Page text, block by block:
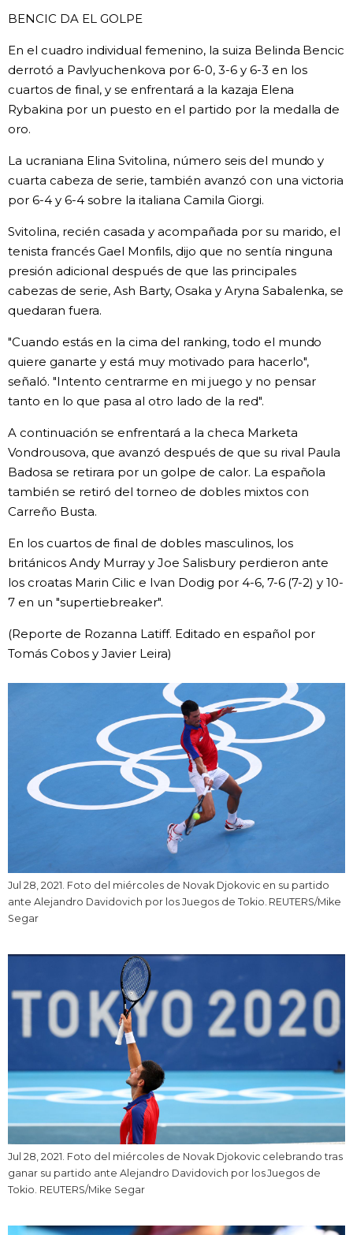
BENCIC DA EL GOLPE
En el cuadro individual femenino, la suiza Belinda Bencic
derrotó a Pavlyuchenkova por 6-0, 3-6 y 6-3 en los
cuartos de final, y se enfrentará a la kazaja Elena
Rybakina por un puesto en el partido por la medalla de
oro.
La ucraniana Elina Svitolina, número seis del mundo y
cuarta cabeza de serie, también avanzó con una victoria
por 6-4 y 6-4 sobre la italiana Camila Giorgi.
Svitolina, recién casada y acompañada por su marido, el
tenista francés Gael Monfils, dijo que no sentía ninguna
presión adicional después de que las principales
cabezas de serie, Ash Barty, Osaka y Aryna Sabalenka, se
quedaran fuera.
"Cuando estás en la cima del ranking, todo el mundo
quiere ganarte y está muy motivado para hacerlo",
señaló. "Intento centrarme en mi juego y no pensar
tanto en lo que pasa al otro lado de la red".
A continuación se enfrentará a la checa Marketa
Vondrousova, que avanzó después de que su rival Paula
Badosa se retirara por un golpe de calor. La española
también se retiró del torneo de dobles mixtos con
Carreño Busta.
En los cuartos de final de dobles masculinos, los
británicos Andy Murray y Joe Salisbury perdieron ante
los croatas Marin Cilic e Ivan Dodig por 4-6, 7-6 (7-2) y 10-
7 en un "supertiebreaker".
(Reporte de Rozanna Latiff. Editado en español por
Tomás Cobos y Javier Leira)
Jul 28, 2021. Foto del miércoles de Novak Djokovic en su partido
ante Alejandro Davidovich por los Juegos de Tokio. REUTERS/Mike
Segar
Jul 28, 2021. Foto del miércoles de Novak Djokovic celebrando tras
ganar su partido ante Alejandro Davidovich por los Juegos de
Tokio. REUTERS/Mike Segar